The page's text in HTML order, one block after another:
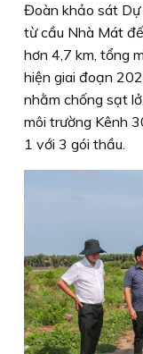
Đoàn khảo sát
từ cầu Nhà Mát
hơn 4,7 km, tổng
hiện giai đoạn
nhằm chống sạt
môi trường Kênh
1 với 3 gói thầu.